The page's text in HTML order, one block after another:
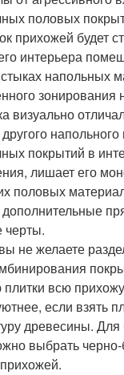
половых
прихожей будет
интерьера
напольных
зонирования
визуально
покрытий в
лишает его
половых
черты.
не желаете
всю
если взять
древесины. Для
выбрать